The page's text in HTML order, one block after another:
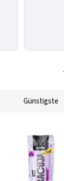
Günstigste